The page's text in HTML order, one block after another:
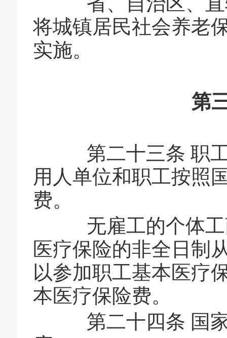
将城镇居民社会养老
实施。
第
第二十三条 职工
用人单位和职工按照
费。
无雇工的个体工
医疗保险的非全日制
以参加职工基本医疗
本医疗保险费。
第二十四条 国家